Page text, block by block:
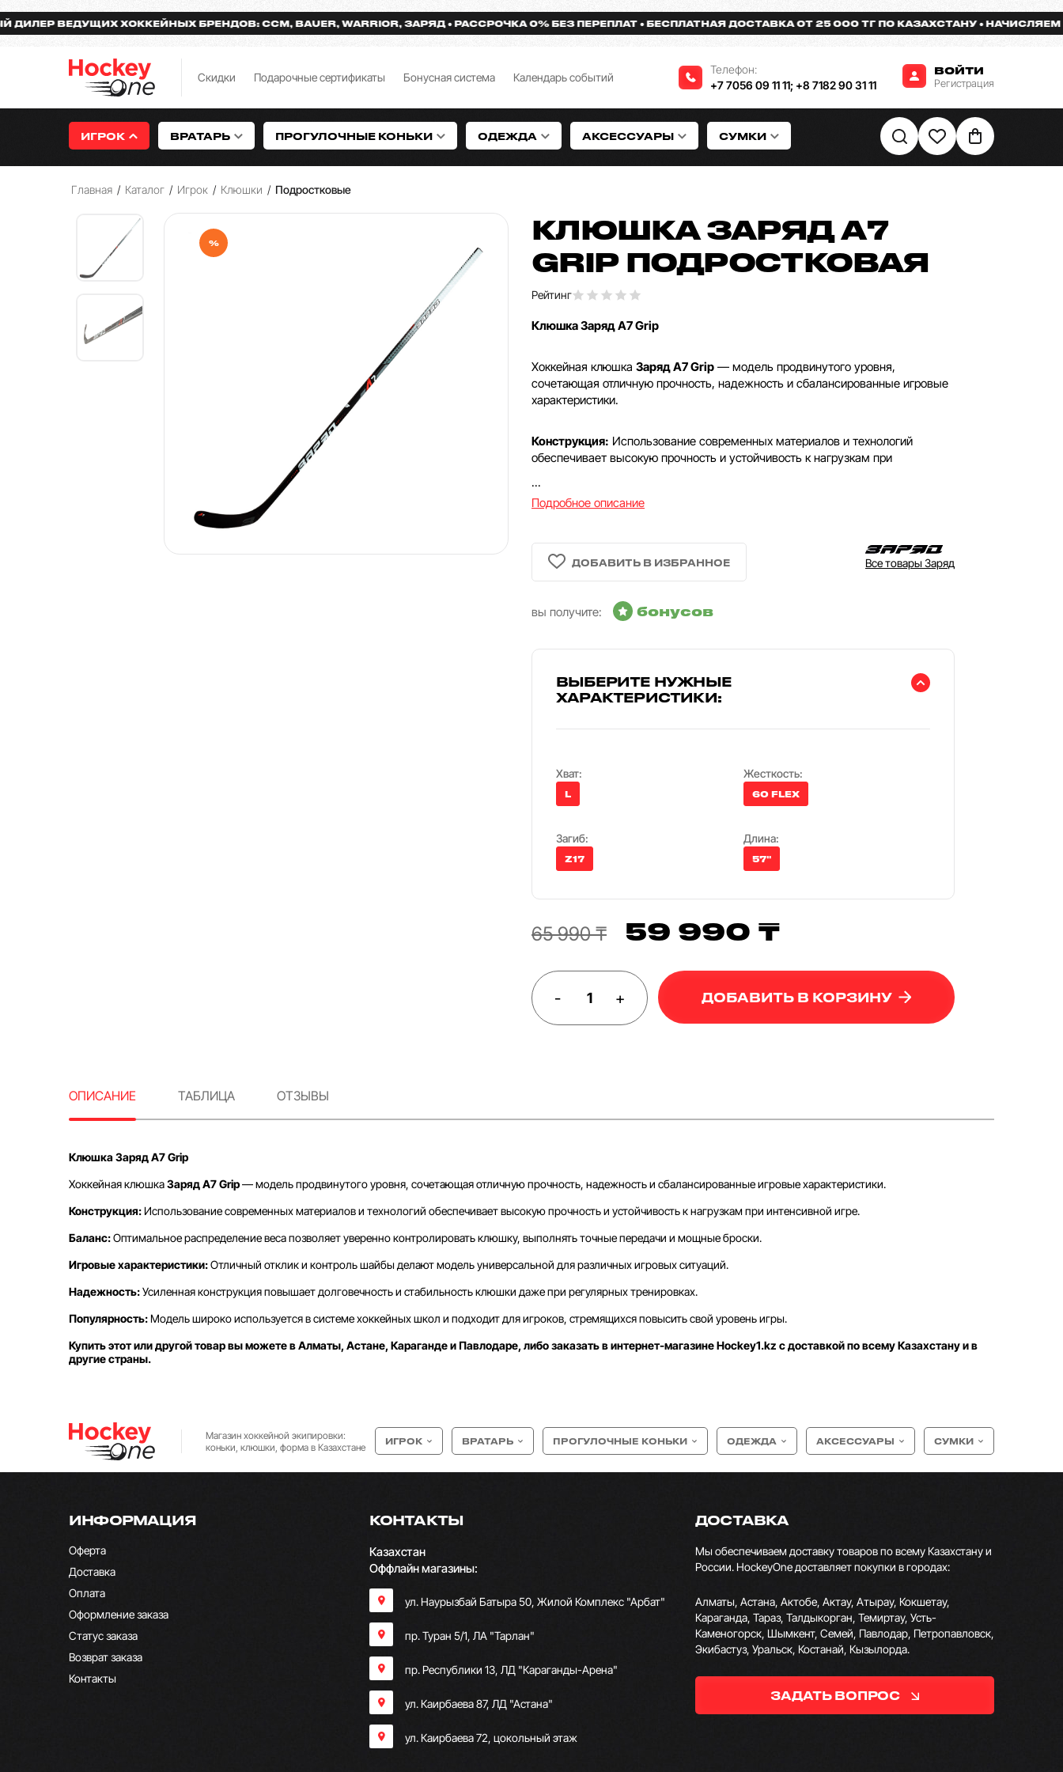
ВЕДУЩИХ ХОККЕЙНЫХ БРЕНДОВ: CCM, BAUER, WARRIOR, ЗАРЯД РАССРОЧКА 0% БЕЗ ПЕРЕПЛАТ БЕСПЛАТНАЯ ДОСТАВКА ОТ 25 000 ТГ ПО КАЗАХСТАНУ НАЧИСЛЯЕМ
Скидки Подарочные сертификаты Бонусная система Календарь событий
Телефон:
+7 7056 09 11 11; +8 7182 90 31 11
ВОЙТИ
Регистрация
ИГРОК ВРАТАРЬ ПРОГУЛОЧНЫЕ КОНЬКИ ОДЕЖДА АКСЕССУАРЫ СУМКИ
Главная / Каталог / Игрок / Клюшки / Подростковые
%
КЛЮШКА ЗАРЯД A7
GRIP ПОДРОСТКОВАЯ
Рейтинг
Клюшка Заряд А7 Grip
Хоккейная клюшка Заряд А7 Grip — модель продвинутого уровня,
сочетающая отличную прочность, надежность и сбалансированные игровые
характеристики.
Конструкция: Использование современных материалов и технологий
обеспечивает высокую прочность и устойчивость к нагрузкам при
...
Подробное описание
Все товары Заряд
вы получите: бонусов
ВЫБЕРИТЕ НУЖНЫЕ
ХАРАКТЕРИСТИКИ:
Хват:
L
Жесткость:
60 FLEX
Загиб:
Z17
Длина:
57"
65 990 ₸ 59 990 ₸
- + ДОБАВИТЬ В КОРЗИНУ
ОПИСАНИЕ ТАБЛИЦА ОТЗЫВЫ
Клюшка Заряд А7 Grip
Хоккейная клюшкаЗаряд А7 Grip— модель продвинутого уровня, сочетающая отличную прочность, надежность и сбалансированные игровые характеристики.
Конструкция:Использование современных материалов и технологий обеспечивает высокую прочность и устойчивость к нагрузкам при интенсивной игре.
Баланс:Оптимальное распределение веса позволяет уверенно контролировать клюшку, выполнять точные передачи и мощные броски.
Игровые характеристики:Отличный отклик и контроль шайбы делают модель универсальной для различных игровых ситуаций.
Надежность:Усиленная конструкция повышает долговечность и стабильность клюшки даже при регулярных тренировках.
Популярность:Модель широко используется в системе хоккейных школ и подходит для игроков, стремящихся повысить свой уровень игры.
Купить этот или другой товар вы можете в Алматы, Астане, Караганде и Павлодаре, либо заказать в интернет-магазине Hockey1.kz с доставкой по всему Казахстану и в
другие страны.
Магазин хоккейной экипировки:
коньки, клюшки, форма в Казахстане
ИГРОК ВРАТАРЬ ПРОГУЛОЧНЫЕ КОНЬКИ ОДЕЖДА АКСЕССУАРЫ СУМКИ
ИНФОРМАЦИЯ
Оферта
Доставка
Оплата
Оформление заказа
Статус заказа
Возврат заказа
Контакты
КОНТАКТЫ
Казахстан
Оффлайн магазины:
ул. Наурызбай Батыра 50, Жилой Комплекс "Арбат"
пр. Туран 5/1, ЛА "Тарлан"
пр. Республики 13, ​ЛД "Караганды-Арена"
ул. Каирбаева 87, ЛД "Астана"
ул. Каирбаева 72, цокольный этаж
ДОСТАВКА
Мы обеспечиваем доставку товаров по всему Казахстану и
России. HockeyOne доставляет покупки в городах:
Алматы, Астана, Актобе, Актау, Атырау, Кокшетау,
Караганда, Тараз, Талдыкорган, Темиртау, Усть-
Каменогорск, Шымкент, Семей, Павлодар, Петропавловск,
Экибастуз, Уральск, Костанай, Кызылорда.
ЗАДАТЬ ВОПРОС